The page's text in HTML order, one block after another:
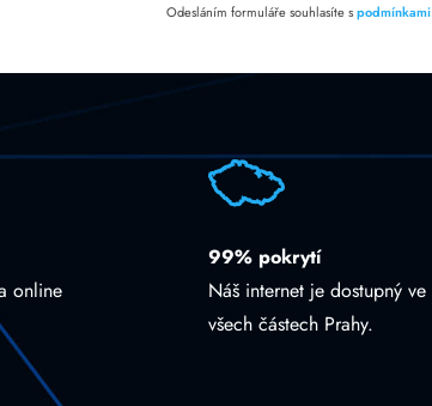
Odesláním formuláře souhlasíte spodmínkami
online
99% pokrytí
Náš internet je dostupný ve
všech částech Prahy.